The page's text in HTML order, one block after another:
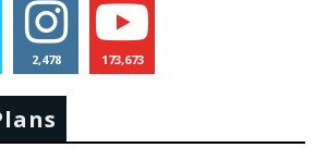
2,478 173,673